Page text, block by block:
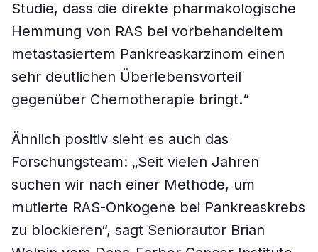
Studie, dass die direkte pharmakologische
Hemmung von RAS bei vorbehandeltem
metastasiertem Pankreaskarzinom einen
sehr deutlichen Überlebensvorteil
gegenüber Chemotherapie bringt.“
Ähnlich positiv sieht es auch das
Forschungsteam: „Seit vielen Jahren
suchen wir nach einer Methode, um
mutierte RAS-Onkogene bei Pankreaskrebs
zu blockieren“, sagt Seniorautor Brian